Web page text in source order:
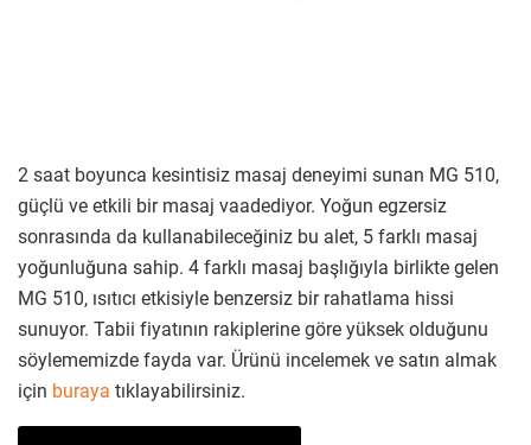
2 saat boyunca kesintisiz masaj deneyimi sunan MG 510,
güçlü ve etkili bir masaj vaadediyor. Yoğun egzersiz
sonrasında da kullanabileceğiniz bu alet, 5 farklı masaj
yoğunluğuna sahip. 4 farklı masaj başlığıyla birlikte gelen
MG 510, ısıtıcı etkisiyle benzersiz bir rahatlama hissi
sunuyor. Tabii fiyatının rakiplerine göre yüksek olduğunu
söylememizde fayda var. Ürünü incelemek ve satın almak
için buraya tıklayabilirsiniz.